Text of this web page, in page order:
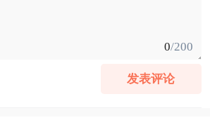
0/200
发表评论